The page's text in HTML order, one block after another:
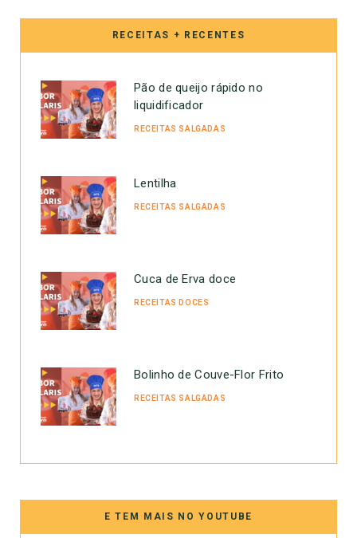
RECEITAS + RECENTES
Pão de queijo rápido no
liquidificador
RECEITAS SALGADAS
Lentilha
RECEITAS SALGADAS
Cuca de Erva doce
RECEITAS DOCES
Bolinho de Couve-Flor Frito
RECEITAS SALGADAS
E TEM MAIS NO YOUTUBE